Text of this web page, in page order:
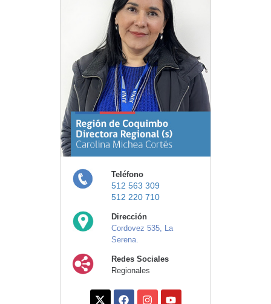
Teléfono
512 563 309
512 220 710
Dirección
Cordovez 535, La
Serena.
Redes Sociales
Regionales